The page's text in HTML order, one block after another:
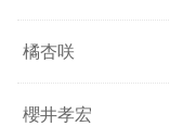
橘杏咲
櫻井孝宏